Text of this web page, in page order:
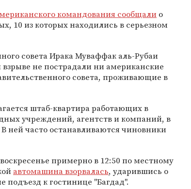
командования сообщали о
10 из которых находились в серьезном
совета Ирака Муваффак аль-Рубаи
не пострадали ни американские
совета, проживающие в
штаб-квартира работающих в
учреждений, агентств и компаний, в
ней часто останавливаются чиновники
примерно в 12:50 по местному
автомашина взорвалась, ударившись о
к гостинице "Багдад".